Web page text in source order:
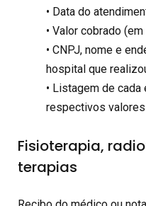
• Data do
• Valor cobrado
• CNPJ, nome e
hospital que
• Listagem de
respectivos
Fisioterapia,
terapias